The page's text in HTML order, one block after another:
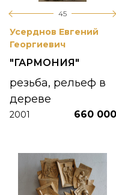
45
Усерднов Евгений
Георгиевич
"ГАРМОНИЯ"
резьба, рельеф в
дереве
2001 660 000